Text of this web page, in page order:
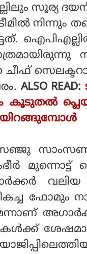
സൂര്യ
നിന്നും
ചീഫ്
ALSO READ:
കൂടുതൽ
സഞ്ജു
മുന്നൊട്ട്
വലിയ
ഫോമും